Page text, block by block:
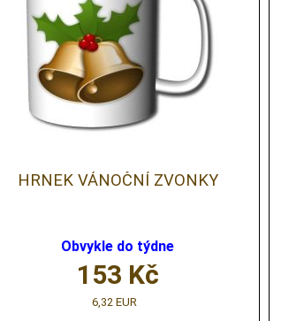
HRNEK VÁNOČNÍ ZVONKY
Obvykle do týdne
153 Kč
6,32 EUR